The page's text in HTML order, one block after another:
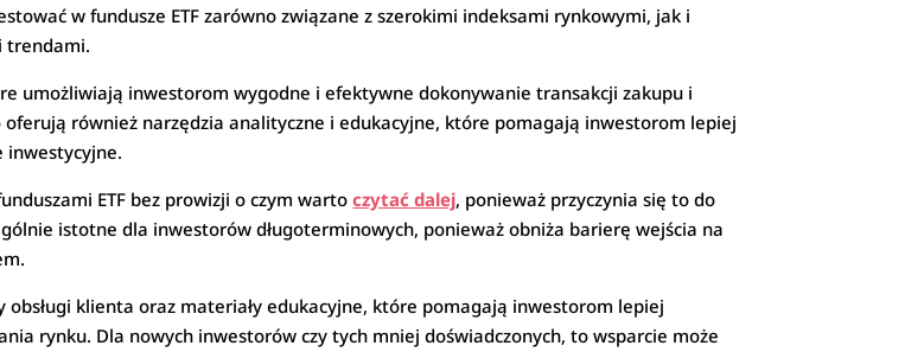
w fundusze ETF zarówno związane z szerokimi indeksami rynkowymi, jak i
trendami.
umożliwiają inwestorom wygodne i efektywne dokonywanie transakcji zakupu i
oferują również narzędzia analityczne i edukacyjne, które pomagają inwestorom lepiej
inwestycyjne.
ETF bez prowizji o czym wartoczytać dalej, ponieważ przyczynia się to do
istotne dla inwestorów długoterminowych, ponieważ obniża barierę wejścia na
obsługi klienta oraz materiały edukacyjne, które pomagają inwestorom lepiej
rynku. Dla nowych inwestorów czy tych mniej doświadczonych, to wsparcie może